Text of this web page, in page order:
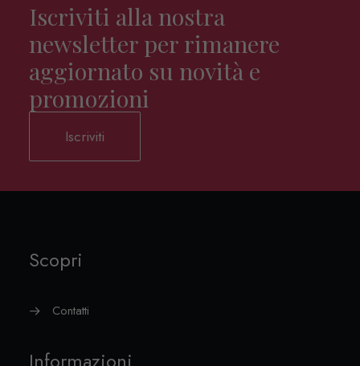
Iscriviti alla nostra
newsletter per rimanere
aggiornato su novità e
promozioni
Iscriviti
Scopri
Contatti